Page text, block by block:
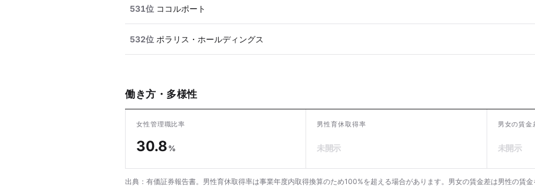
531位 ココルポート
532位 ポラリス・ホールディングス
働き方・多様性
女性管理職比率
30.8%
男性育休取得率
未開示
男女の賃金
未開示
出典：有価証券報告書。男性育休取得率は事業年度内取得換算のため100%を超える場合があります。男女の賃金差は男性の賃